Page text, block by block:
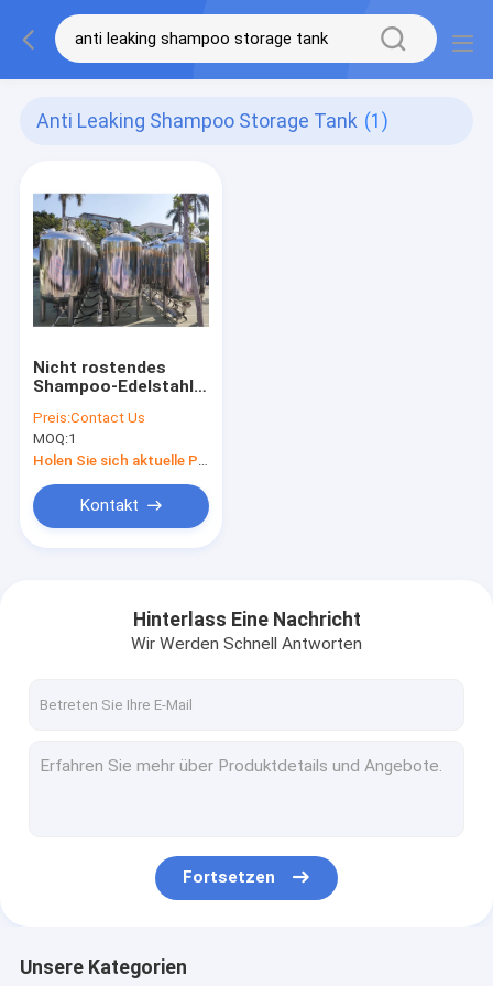
Anti Leaking Shampoo Storage Tank (1)
Nicht rostendes
Shampoo-Edelstahl-
Multifunktionsantilecken
Preis:Contact Us
MOQ:1
Kontakt
Hinterlass Eine Nachricht
Wir Werden Schnell Antworten
Fortsetzen
Unsere Kategorien